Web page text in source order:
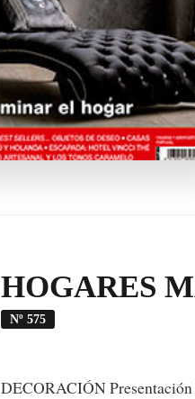
HOGARES
Nº 575
DECORACIÓN